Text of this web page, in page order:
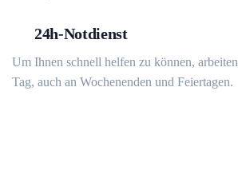
24h-Notdienst
Um Ihnen schnell helfen zu können,
Tag, auch an Wochenenden und Feiertagen.